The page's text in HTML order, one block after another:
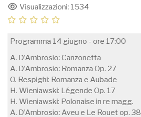
Visualizzazioni: 1534
Programma 14 giugno - ore 17:00
A. D’Ambrosio: Canzonetta
A. D’Ambrosio: Romanza Op. 27
O. Respighi: Romanza e Aubade
H. Wieniawski: Légende Op. 17
H. Wieniawski: Polonaise in re magg.
A. D’Ambrosio: Aveu e Le Rouet op. 38